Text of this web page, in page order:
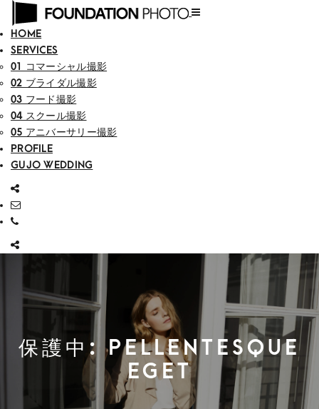
HOME
SERVICES
01 コマーシャル撮影
02 ブライダル撮影
03 フード撮影
04 スクール撮影
05 アニバーサリー撮影
PROFILE
GUJO WEDDING
保護中: PELLENTESQUE
EGET